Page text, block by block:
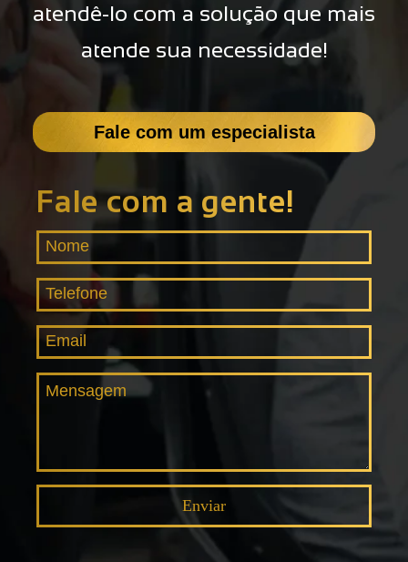
atendê-lo com a solução que mais
atende sua necessidade!
Fale com um especialista
Fale com a gente!